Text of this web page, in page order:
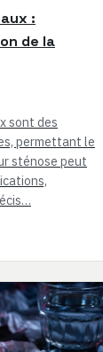
:
de la
sont des
permettant le
sténose peut